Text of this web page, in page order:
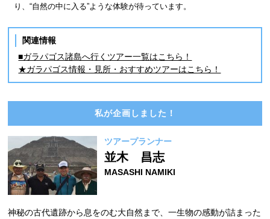
り、“自然の中に入る”ような体験が待っています。
関連情報
■ガラパゴス諸島へ行くツアー一覧はこちら！
★ガラパゴス情報・見所・おすすめツアーはこちら！
私が企画しました！
ツアープランナー
並木 昌志
MASASHI NAMIKI
神秘の古代遺跡から息をのむ大自然まで、一生物の感動が詰まった